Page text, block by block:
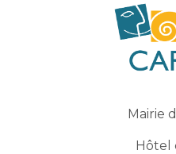
Mairie
Hôtel